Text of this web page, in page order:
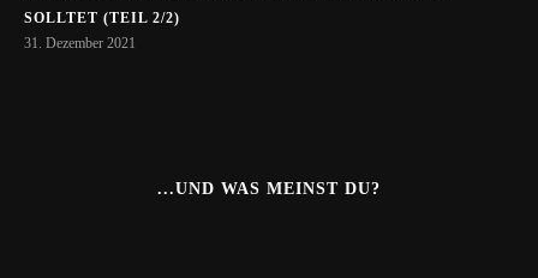
SOLLTET (TEIL 2/2)
31. Dezember 2021
...UND WAS MEINST DU?